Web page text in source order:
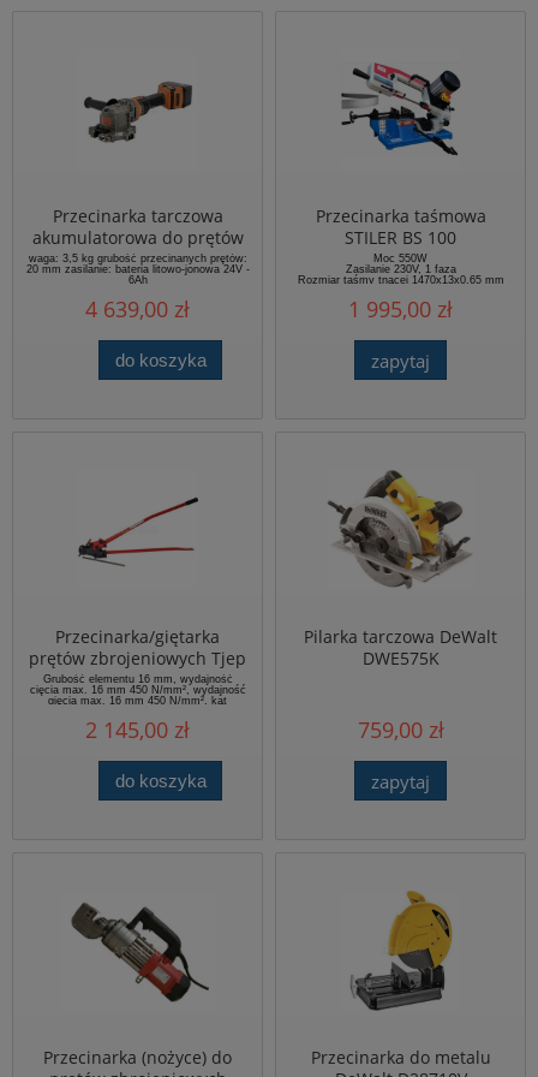
Przecinarka tarczowa
akumulatorowa do prętów
zbrojeniowych Tjep RC-20A
waga: 3,5 kg grubość przecinanych prętów:
20 mm zasilanie: bateria litowo-jonowa 24V -
6Ah
4 639,00 zł
do koszyka
Przecinarka taśmowa
STILER BS 100
Moc 550W
Zasilanie 230V, 1 faza
Rozmiar taśmy tnącej 1470x13x0,65 mm
1 995,00 zł
zapytaj
Przecinarka/giętarka
prętów zbrojeniowych Tjep
RC-16BN
Grubość elementu 16 mm, wydajność
cięcia max. 16 mm 450 N/mm², wydajność
gięcia max. 16 mm 450 N/mm², kąt
2 145,00 zł
do koszyka
Pilarka tarczowa DeWalt
DWE575K
759,00 zł
zapytaj
Przecinarka (nożyce) do
Przecinarka do metalu